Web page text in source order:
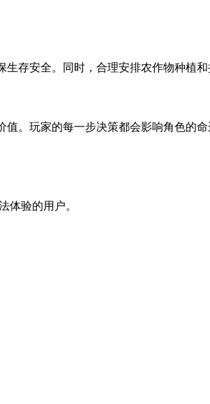
存安全。同时，合理安排农作物种植
。玩家的每一步决策都会影响角色的命
体验的用户。